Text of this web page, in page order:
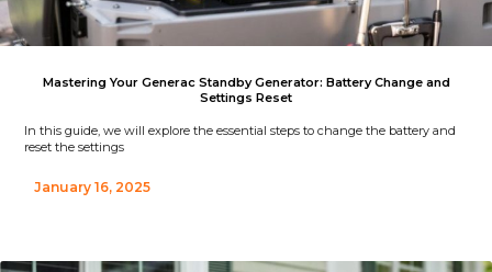
Mastering Your Generac Standby Generator: Battery Change and
Settings Reset
In this guide, we will explore the essential steps to change the battery and
reset the settings
January 16, 2025